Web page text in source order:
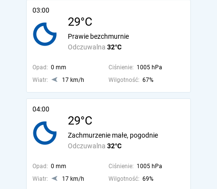
03:00
29°C
Odczuwalna 32°C
Prawie bezchmurnie
Opad: 0 mm Ciśnienie: 1005 hPa
Wiatr:
17 km/h Wilgotność: 67%
04:00
29°C
Odczuwalna 32°C
Zachmurzenie małe, pogodnie
Opad: 0 mm Ciśnienie: 1005 hPa
Wiatr:
17 km/h Wilgotność: 69%